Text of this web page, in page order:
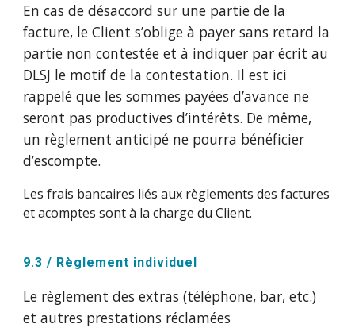
En cas de désaccord sur une partie de la
facture, le Client s’oblige à payer sans retard la
partie non contestée et à indiquer par écrit au
DLSJ le motif de la contestation. Il est ici
rappelé que les sommes payées d’avance ne
seront pas productives d’intérêts. De même,
un règlement anticipé ne pourra bénéficier
d’escompte.
Les frais bancaires liés aux règlements des factures
et acomptes sont à la charge du Client.
9.3 / Règlement individuel
Le règlement des extras (téléphone, bar, etc.)
et autres prestations réclamées